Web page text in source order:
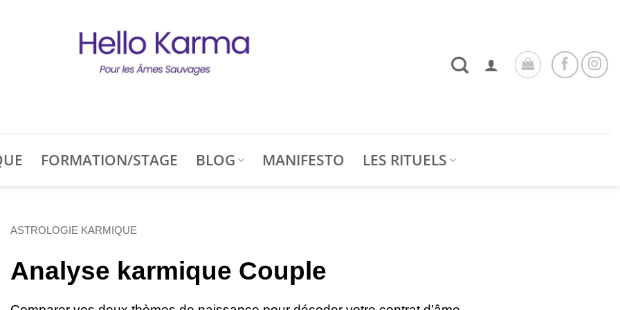
FORMATION/STAGE BLOG MANIFESTO LES RITUELS
ASTROLOGIE KARMIQUE
Analyse karmique Couple